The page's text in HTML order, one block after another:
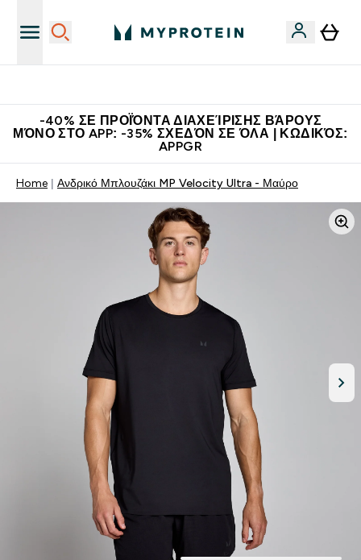
-40% ΣΕ ΠΡΟΪΌΝΤΑ ΔΙΑΧΕΊΡΙΣΗΣ ΒΆΡΟΥΣ
ΜΌΝΟ ΣΤΟ APP: -35% ΣΧΕΔΌΝ ΣΕ ΌΛΑ | ΚΩΔΙΚΌΣ:
APPGR
Home Ανδρικό Μπλουζάκι MP Velocity Ultra - Μαύρο